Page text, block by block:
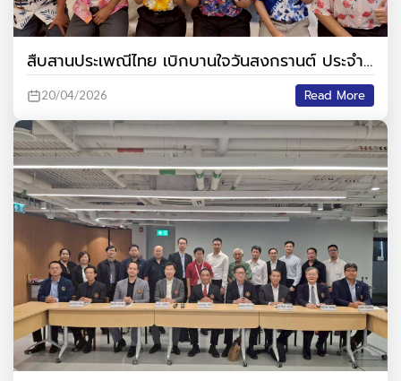
สืบสานประเพณีไทย เบิกบานใจวันสงกรานต์ ประจำปี
๒๕๖๙
20/04/2026 Read More